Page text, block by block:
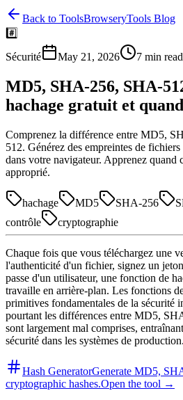
Back to ToolsBrowseryTools Blog
#️⃣
Sécurité
May 21, 2026 7 min read
MD5, SHA-256, SHA-
hachage gratuit et
Comprenez la différence entre MD5,
512. Générez des empreintes de
dans votre navigateur. Apprenez quand
approprié.
hachage MD5 SHA-256
contrôle
cryptographie
Chaque fois que vous téléchargez une
l'authenticité d'un fichier, signez un
passe d'un utilisateur, une fonction de
travaille en arrière-plan. Les fonctions
primitives fondamentales de la
pourtant les différences entre MD5,
sont largement mal comprises,
sécurité dans les systèmes de production.
Hash GeneratorGenerate MD5,
cryptographic hashes.Open the tool →